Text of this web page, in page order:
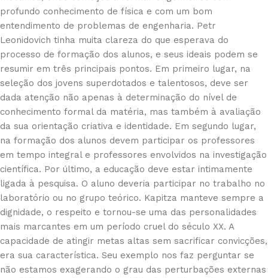
profundo conhecimento de física e com um bom
entendimento de problemas de engenharia. Petr
Leonidovich tinha muita clareza do que esperava do
processo de formação dos alunos, e seus ideais podem se
resumir em três principais pontos. Em primeiro lugar, na
seleção dos jovens superdotados e talentosos, deve ser
dada atenção não apenas à determinação do nível de
conhecimento formal da matéria, mas também à avaliação
da sua orientação criativa e identidade. Em segundo lugar,
na formação dos alunos devem participar os professores
em tempo integral e professores envolvidos na investigação
científica. Por último, a educação deve estar intimamente
ligada à pesquisa. O aluno deveria participar no trabalho no
laboratório ou no grupo teórico. Kapitza manteve sempre a
dignidade, o respeito e tornou-se uma das personalidades
mais marcantes em um período cruel do século XX. A
capacidade de atingir metas altas sem sacrificar convicções,
era sua característica. Seu exemplo nos faz perguntar se
não estamos exagerando o grau das perturbações externas